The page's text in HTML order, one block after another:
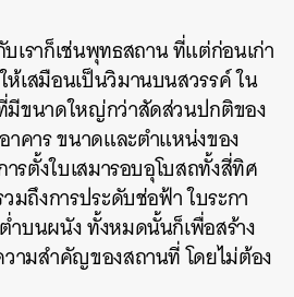
เราก็เช่นพุทธสถาน ที่แต่ก่อนเก่า
เสมือนเป็นวิมานบนสวรรค์ ใน
ขนาดใหญ่กว่าสัดส่วนปกติของ
คาร ขนาดและตำแหน่งของ
รตั้งใบเสมารอบอุโบสถทั้งสี่ทิศ
มถึงการประดับช่อฟ้า ใบระกา
บนผนัง ทั้งหมดนั้นก็เพื่อสร้าง
วามสำคัญของสถานที่ โดยไม่ต้อง